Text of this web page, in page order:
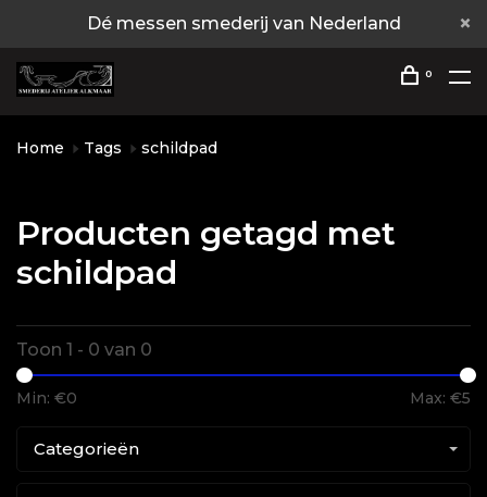
Dé messen smederij van Nederland
0
Home Tags schildpad
Producten getagd met
schildpad
Toon 1 - 0 van 0
Min: €0 Max: €5
Categorieën